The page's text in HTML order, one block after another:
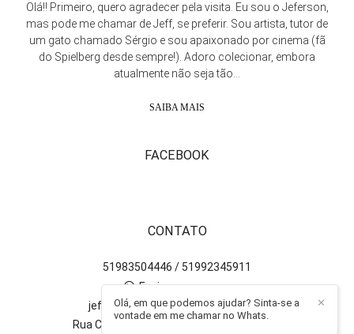
Olá!! Primeiro, quero agradecer pela visita. Eu sou o Jeferson,
mas pode me chamar de Jeff, se preferir. Sou artista, tutor de
um gato chamado Sérgio e sou apaixonado por cinema (fã
do Spielberg desde sempre!). Adoro colecionar, embora
atualmente não seja tão...
SAIBA MAIS
FACEBOOK
CONTATO
51983504446 / 51992345911
Enviar mensagem
jefersonpaz.fotografo@gmail.com
Rua Camboatás, 315, bloco 9 - 401 - Igara
✕
Olá, em que podemos ajudar? Sinta-se a
vontade em me chamar no Whats.